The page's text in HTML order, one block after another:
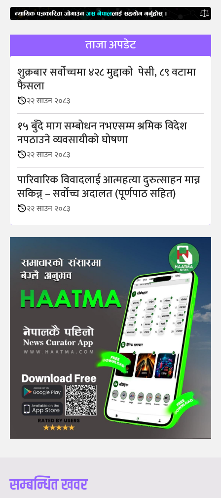
ताजा अपडेट
शुक्रबार सर्वोच्चमा ४२८ मुद्दाको पेसी, ८९ वटामा
फैसला
२२ साउन २०८३
१५ बुँदे माग सम्बोधन नभएसम्म श्रमिक विदेश
नपठाउने व्यवसायीको घोषणा
२२ साउन २०८३
पारिवारिक विवादलाई आत्महत्या दुरुत्साहन मान्न
सकिन्न् – सर्वोच्च अदालत (पूर्णपाठ सहित)
२२ साउन २०८३
सम्बन्धित खवर